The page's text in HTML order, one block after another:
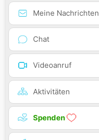
Meine Nachrichten
Chat
Videoanruf
Aktivitäten
Spenden